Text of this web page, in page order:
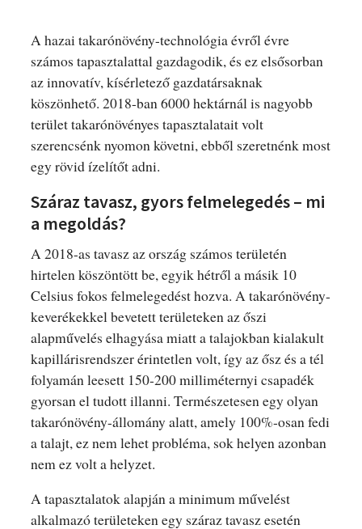
A hazai takarónövény-technológia évről évre
számos tapasztalattal gazdagodik, és ez elsősorban
az innovatív, kísérletező gazdatársaknak
köszönhető. 2018-ban 6000 hektárnál is nagyobb
terület takarónövényes tapasztalatait volt
szerencsénk nyomon követni, ebből szeretnénk most
egy rövid ízelítőt adni.
Száraz tavasz, gyors felmelegedés – mi
a megoldás?
A 2018-as tavasz az ország számos területén
hirtelen köszöntött be, egyik hétről a másik 10
Celsius fokos felmelegedést hozva. A takarónövény-
keverékekkel bevetett területeken az őszi
alapművelés elhagyása miatt a talajokban kialakult
kapillárisrendszer érintetlen volt, így az ősz és a tél
folyamán leesett 150-200 milliméternyi csapadék
gyorsan el tudott illanni. Természetesen egy olyan
takarónövény-állomány alatt, amely 100%-osan fedi
a talajt, ez nem lehet probléma, sok helyen azonban
nem ez volt a helyzet.
A tapasztalatok alapján a minimum művelést
alkalmazó területeken egy száraz tavasz esetén